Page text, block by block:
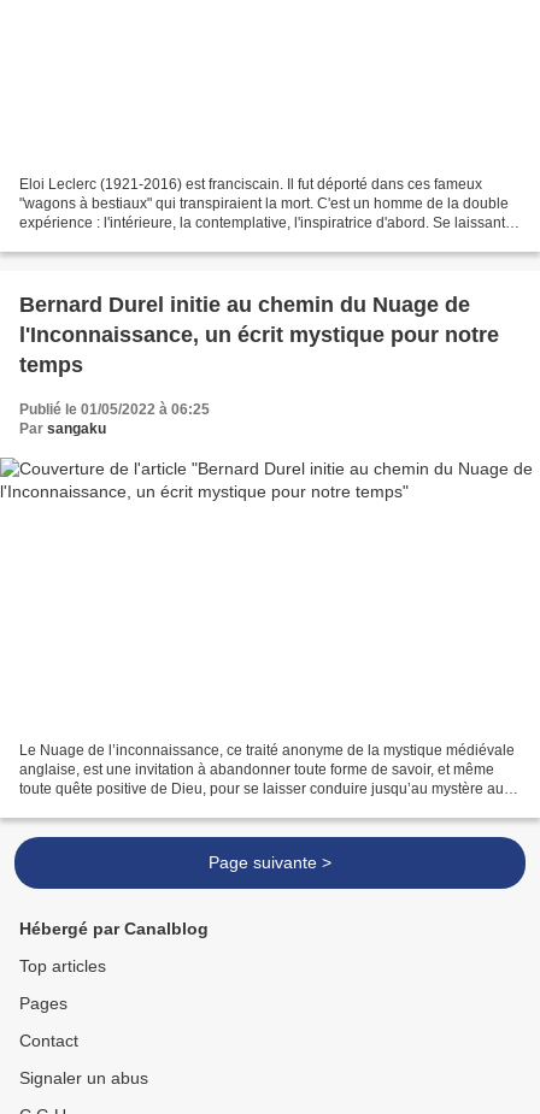
Eloi Leclerc (1921-2016) est franciscain. Il fut déporté dans ces fameux
"wagons à bestiaux" qui transpiraient la mort. C'est un homme de la double
expérience : l'intérieure, la contemplative, l'inspiratrice d'abord. Se laissant
Bernard Durel initie au chemin du Nuage de
l'Inconnaissance, un écrit mystique pour notre
temps
Publié le 01/05/2022 à 06:25
Par sangaku
Le Nuage de l’inconnaissance, ce traité anonyme de la mystique médiévale
anglaise, est une invitation à abandonner toute forme de savoir, et même
toute quête positive de Dieu, pour se laisser conduire jusqu’au mystère au-
Page suivante >
Hébergé par Canalblog
Top articles
Pages
Contact
Signaler un abus